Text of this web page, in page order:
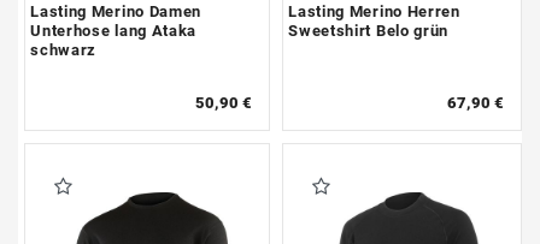
Lasting Merino Damen
Unterhose lang Ataka
schwarz
50,90 €
Lasting Merino Herren
Sweetshirt Belo grün
67,90 €